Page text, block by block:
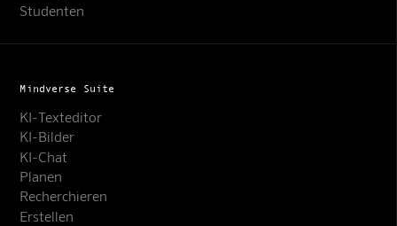
Studenten
Mindverse Suite
KI-Texteditor
KI-Bilder
KI-Chat
Planen
Recherchieren
Erstellen